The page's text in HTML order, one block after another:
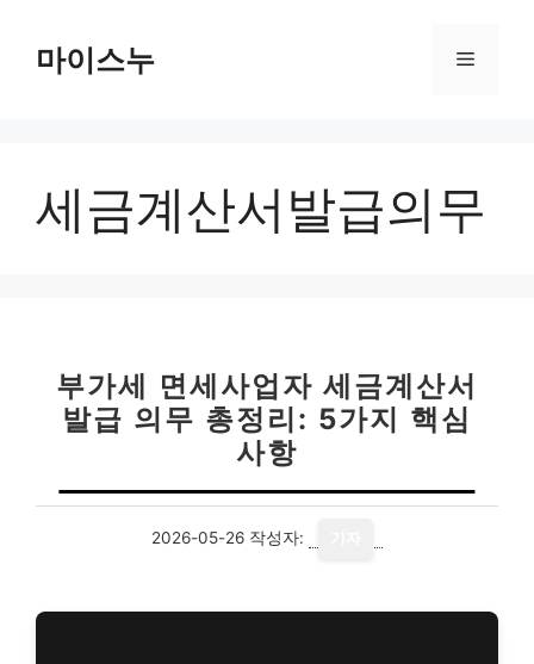
마이스누 메
세금계산서발급의무
부가세 면세사업자 세금계산서
발급 의무 총정리: 5가지 핵심
사항
2026-05-26 작성자: